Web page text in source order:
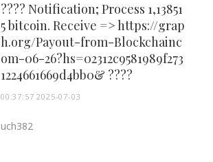
???? Notification; Process 1,13851
5 bitcoin. Receive => https://grap
h.org/Payout-from-Blockchainc
om-06-26?hs=02312c9581989f273
1224661669d4bb0& ????
00:37:57 2025-07-03
uch382